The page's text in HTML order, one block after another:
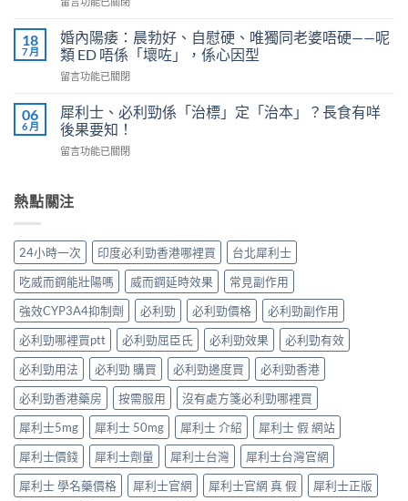
多
完
整
南：
港
男
性
的
正
用
法〉
中
效
4
個
信
號
我
評
＋
用
效
全
指
南，
香
港
男
性
必
讀〉
中
凍
威
而
鋼
犀
利
士
長
較：
適
合
「長
期
管
理」？〉
中
18
7 月
婚內陽痿：晨勃好、自慰硬、唯獨同老婆唔硬——呢
類 ED 唔係「壞咗」，係心因型
在
內
陽
痿：
晨
自
獨
同
老
婆
唔
硬
——
呢
類
ED
唔
係
「壞
咗」，
係
心
留言功能已關閉
06
6 月
犀利士、必利勁係「治標」定「治本」？長食有咩
後果要知！
在
士、
必
勁
「治
標」
定
「治
本」？
長
食
有
咩
後
果
要
知！〉
中
留言功能已關閉
熱點關注
24小時一次 印度必利勁香港哪裡買
台北犀利士
吃威而鋼能壯陽嗎
威而鋼延時效果
常見副作用
強效CYP3A4抑制劑
必利勁 必利勁價格
必利勁副作用
必利勁哪裡買ptt
必利勁屈臣氏 必利勁效果
必利勁有效
必利勁用法
必利勁 購買 必利勁邊度買
必利勁香港
必利勁香港藥房
按需服用
沒有處方箋必利勁哪裡買
犀利士5mg
犀利士 50mg 犀利士 介紹
犀利士 假 網站
犀利士價錢
犀利士劑量 犀利士台灣
犀利士台灣官網
犀利士 學名藥價格
犀利士官網 犀利士官網 真 假
犀利士正版